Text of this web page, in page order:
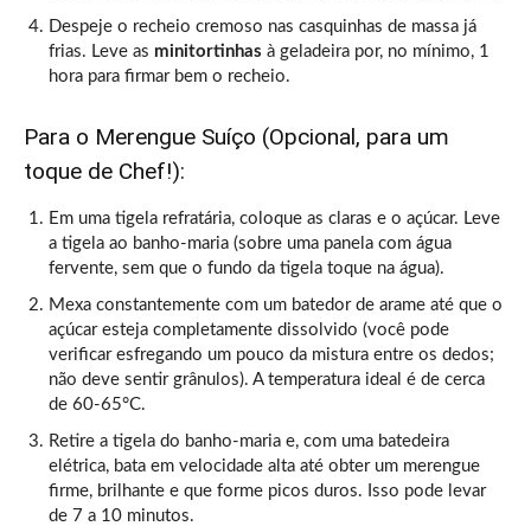
Despeje o recheio cremoso nas casquinhas de massa já
frias. Leve as minitortinhas à geladeira por, no mínimo, 1
hora para firmar bem o recheio.
Para o Merengue Suíço (Opcional, para um
toque de Chef!):
Em uma tigela refratária, coloque as claras e o açúcar. Leve
a tigela ao banho-maria (sobre uma panela com água
fervente, sem que o fundo da tigela toque na água).
Mexa constantemente com um batedor de arame até que o
açúcar esteja completamente dissolvido (você pode
verificar esfregando um pouco da mistura entre os dedos;
não deve sentir grânulos). A temperatura ideal é de cerca
de 60-65°C.
Retire a tigela do banho-maria e, com uma batedeira
elétrica, bata em velocidade alta até obter um merengue
firme, brilhante e que forme picos duros. Isso pode levar
de 7 a 10 minutos.